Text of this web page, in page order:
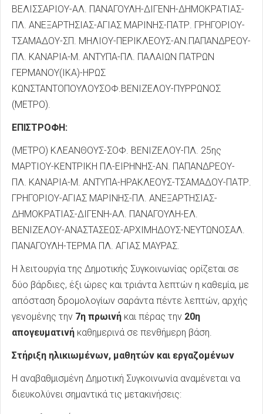
ΒΕΛΙΣΣΑΡΙΟΥ-ΑΛ. ΠΑΝΑΓΟΥΛΗ-ΔΙΓΕΝΗ-ΔΗΜΟΚΡΑΤΙΑΣ-
ΠΛ. ΑΝΕΞΑΡΤΗΣΙΑΣ-ΑΓΙΑΣ ΜΑΡΙΝΗΣ-ΠΑΤΡ. ΓΡΗΓΟΡΙΟΥ-
ΤΣΑΜΑΔΟΥ-ΣΠ. ΜΗΛΙΟΥ-ΠΕΡΙΚΛΕΟΥΣ-ΑΝ.ΠΑΠΑΝΔΡΕΟΥ-
ΠΛ. ΚΑΝΑΡΙΑ-Μ. ΑΝΤΥΠΑ-ΠΛ. ΠΑΛΑΙΩΝ ΠΑΤΡΩΝ
ΓΕΡΜΑΝΟΥ(ΙΚΑ)-ΗΡΩΣ
ΚΩΝΣΤΑΝΤΟΠΟΥΛΟΥΣΟΦ.ΒΕΝΙΖΕΛΟΥ-ΠΥΡΡΩΝΟΣ
(ΜΕΤΡΟ).
ΕΠΙΣΤΡΟΦΗ:
(ΜΕΤΡΟ) ΚΛΕΑΝΘΟΥΣ-ΣΟΦ. ΒΕΝΙΖΕΛΟΥ-ΠΛ. 25ης
ΜΑΡΤΙΟΥ-ΚΕΝΤΡΙΚΗ ΠΛ-ΕΙΡΗΝΗΣ-ΑΝ. ΠΑΠΑΝΔΡΕΟΥ-
ΠΛ. ΚΑΝΑΡΙΑ-Μ. ΑΝΤΥΠΑ-ΗΡΑΚΛΕΟΥΣ-ΤΣΑΜΑΔΟΥ-ΠΑΤΡ.
ΓΡΗΓΟΡΙΟΥ-ΑΓΙΑΣ ΜΑΡΙΝΗΣ-ΠΛ. ΑΝΕΞΑΡΤΗΣΙΑΣ-
ΔΗΜΟΚΡΑΤΙΑΣ-ΔΙΓΕΝΗ-ΑΛ. ΠΑΝΑΓΟΥΛΗ-ΕΛ.
ΒΕΝΙΖΕΛΟΥ-ΑΝΑΣΤΑΣΕΩΣ-ΑΡΧΙΜΗΔΟΥΣ-ΝΕΥΤΩΝΟΣΑΛ.
ΠΑΝΑΓΟΥΛΗ-ΤΕΡΜΑ ΠΛ. ΑΓΙΑΣ ΜΑΥΡΑΣ.
Η λειτουργία της Δημοτικής Συγκοινωνίας ορίζεται σε
δύο βάρδιες, έξι ώρες και τριάντα λεπτών η καθεμία, με
απόσταση δρομολογίων σαράντα πέντε λεπτών, αρχής
γενομένης την 7η πρωινή και πέρας την 20η
απογευματινή καθημερινά σε πενθήμερη βάση.
Στήριξη ηλικιωμένων, μαθητών και εργαζομένων
Η αναβαθμισμένη Δημοτική Συγκοινωνία αναμένεται να
διευκολύνει σημαντικά τις μετακινήσεις: